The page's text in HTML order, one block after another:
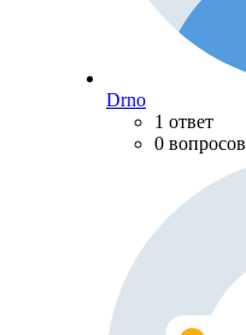
Drno
1 ответ
0 вопросов